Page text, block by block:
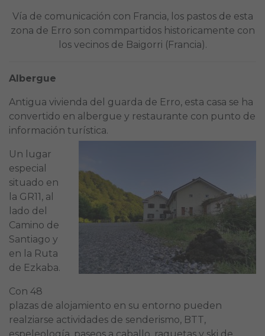
Vía de comunicación con Francia, los pastos de esta
zona de Erro son commpartidos historicamente con
los vecinos de Baigorri (Francia).
Albergue
Antigua vivienda del guarda de Erro, esta casa se ha
convertido en albergue y restaurante con punto de
información turística.
Un lugar
especial
situado en
la GR11, al
lado del
Camino de
Santiago y
en la Ruta
de Ezkaba.
Con 48
plazas de alojamiento en su entorno pueden
realziarse actividades de senderismo, BTT,
espeleología, paseos a caballo, raquetas y ski de